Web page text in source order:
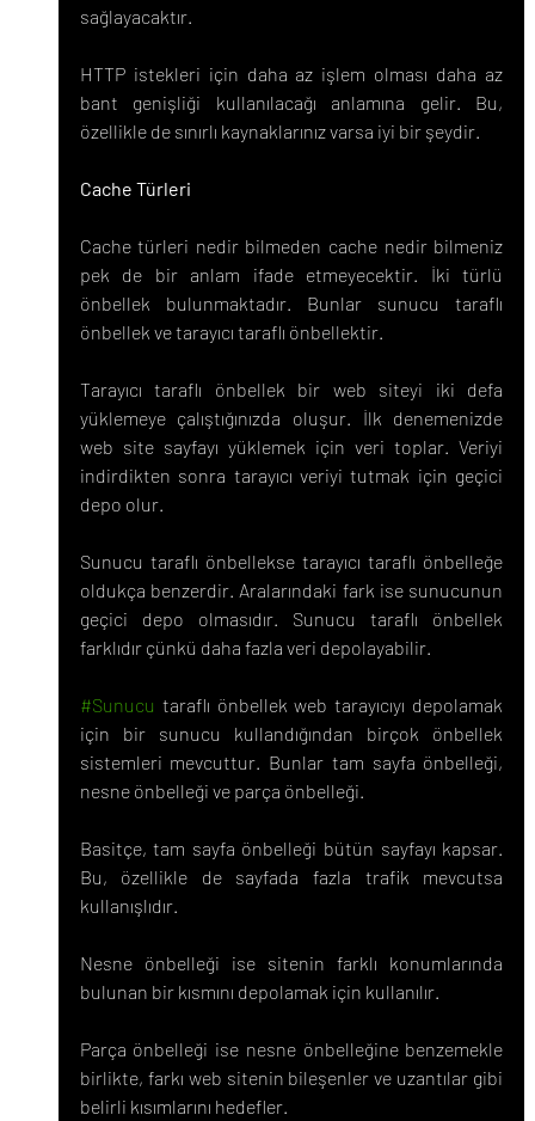
sağlayacaktır.
HTTP istekleri için daha az işlem olması daha az
bant genişliği kullanılacağı anlamına gelir. Bu,
özellikle de sınırlı kaynaklarınız varsa iyi bir şeydir.
Cache Türleri
Cache türleri nedir bilmeden cache nedir bilmeniz
pek de bir anlam ifade etmeyecektir. İki türlü
önbellek bulunmaktadır. Bunlar sunucu taraflı
önbellek ve tarayıcı taraflı önbellektir.
Tarayıcı taraflı önbellek bir web siteyi iki defa
yüklemeye çalıştığınızda oluşur. İlk denemenizde
web site sayfayı yüklemek için veri toplar. Veriyi
indirdikten sonra tarayıcı veriyi tutmak için geçici
depo olur.
Sunucu taraflı önbellekse tarayıcı taraflı önbelleğe
oldukça benzerdir. Aralarındaki fark ise sunucunun
geçici depo olmasıdır. Sunucu taraflı önbellek
farklıdır çünkü daha fazla veri depolayabilir.
#Sunucu taraflı önbellek web tarayıcıyı depolamak
için bir sunucu kullandığından birçok önbellek
sistemleri mevcuttur. Bunlar tam sayfa önbelleği,
nesne önbelleği ve parça önbelleği.
Basitçe, tam sayfa önbelleği bütün sayfayı kapsar.
Bu, özellikle de sayfada fazla trafik mevcutsa
kullanışlıdır.
Nesne önbelleği ise sitenin farklı konumlarında
bulunan bir kısmını depolamak için kullanılır.
Parça önbelleği ise nesne önbelleğine benzemekle
birlikte, farkı web sitenin bileşenler ve uzantılar gibi
belirli kısımlarını hedefler.